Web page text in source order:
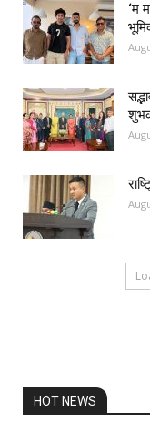
‘म
HOT NEWS